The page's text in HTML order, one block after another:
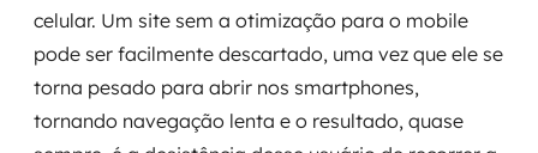
Consultoria de segurança
Simulação de Phishing
Segurança de aplicações e Cloud
celular. Um site sem a otimização para o mobile
pode ser facilmente descartado, uma vez que ele se
torna pesado para abrir nos smartphones,
tornando navegação lenta e o resultado, quase